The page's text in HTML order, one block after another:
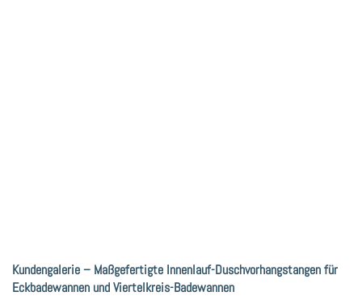
Kundengalerie – Maßgefertigte Innenlauf-Duschvorhangstangen für
Eckbadewannen und Viertelkreis-Badewannen